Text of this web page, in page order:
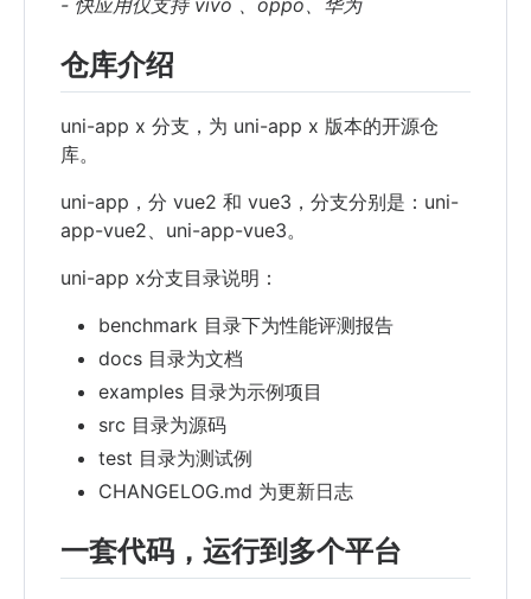
仓库介绍
uni-app x 分支，为 uni-app x 版本的开源仓
库。
uni-app，分 vue2 和 vue3，分支分别是：uni-
app-vue2、uni-app-vue3。
uni-app x分支目录说明：
benchmark 目录下为性能评测报告
docs 目录为文档
examples 目录为示例项目
src 目录为源码
test 目录为测试例
CHANGELOG.md 为更新日志
一套代码，运行到多个平台